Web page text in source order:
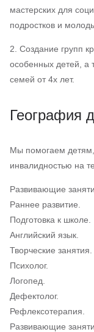
мастерских для
подростков и
2. Создание групп
особенных детей, а
семей от 4х лет.
География
Мы помогаем
инвалидностью на
Развивающие
Раннее развитие.
Подготовка к школе.
Английский язык.
Творческие занятия.
Психолог.
Логопед.
Дефектолог.
Рефлексотерапия.
Развивающие